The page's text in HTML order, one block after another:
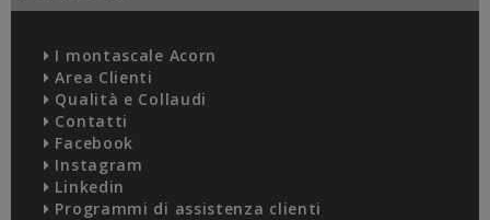
I montascale Acorn
Area Clienti
Qualità e Collaudi
Contatti
Facebook
Instagram
Linkedin
Programmi di assistenza clienti